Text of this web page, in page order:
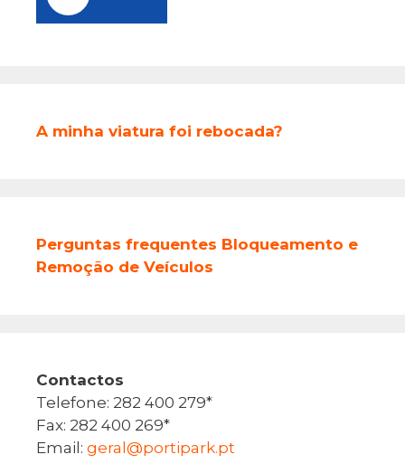
A minha viatura foi rebocada?
Perguntas frequentes Bloqueamento e
Remoção de Veículos
Contactos
Telefone: 282 400 279*
Fax: 282 400 269*
Email: geral@portipark.pt